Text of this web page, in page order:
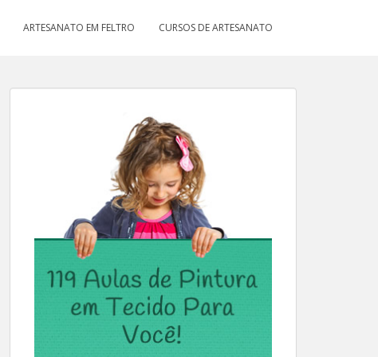
ARTESANATO EM FELTRO CURSOS DE ARTESANATO